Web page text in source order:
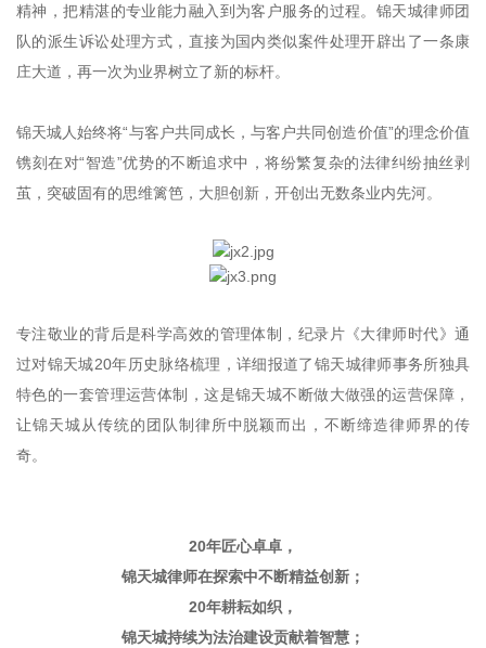
精神，把精湛的专业能力融入到为客户服务的过程。锦天城律师团
队的派生诉讼处理方式，直接为国内类似案件处理开辟出了一条康
庄大道，再一次为业界树立了新的标杆。
锦天城人始终将“与客户共同成长，与客户共同创造价值”的理念价值
镌刻在对“智造”优势的不断追求中，将纷繁复杂的法律纠纷抽丝剥
茧，突破固有的思维篱笆，大胆创新，开创出无数条业内先河。
专注敬业的背后是科学高效的管理体制，纪录片《大律师时代》通
过对锦天城20年历史脉络梳理，详细报道了锦天城律师事务所独具
特色的一套管理运营体制，这是锦天城不断做大做强的运营保障，
让锦天城从传统的团队制律所中脱颖而出，不断缔造律师界的传
奇。
20年匠心卓卓，
锦天城律师在探索中不断精益创新；
20年耕耘如织，
锦天城持续为法治建设贡献着智慧；